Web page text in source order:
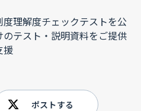
ポストする